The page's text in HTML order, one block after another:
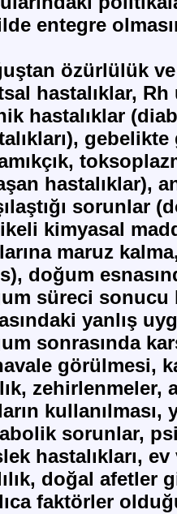
entegre
özürlülük
hastalıklar,
hastalıklar
hastalıklar),
sorunlar
kimyasal
maruz
doğum
süreci sonucu
yanlış
sonrasında
görülmesi,
zehirlenmeler,
sorunlar,
hastalıkları,
doğal afetler
faktörler